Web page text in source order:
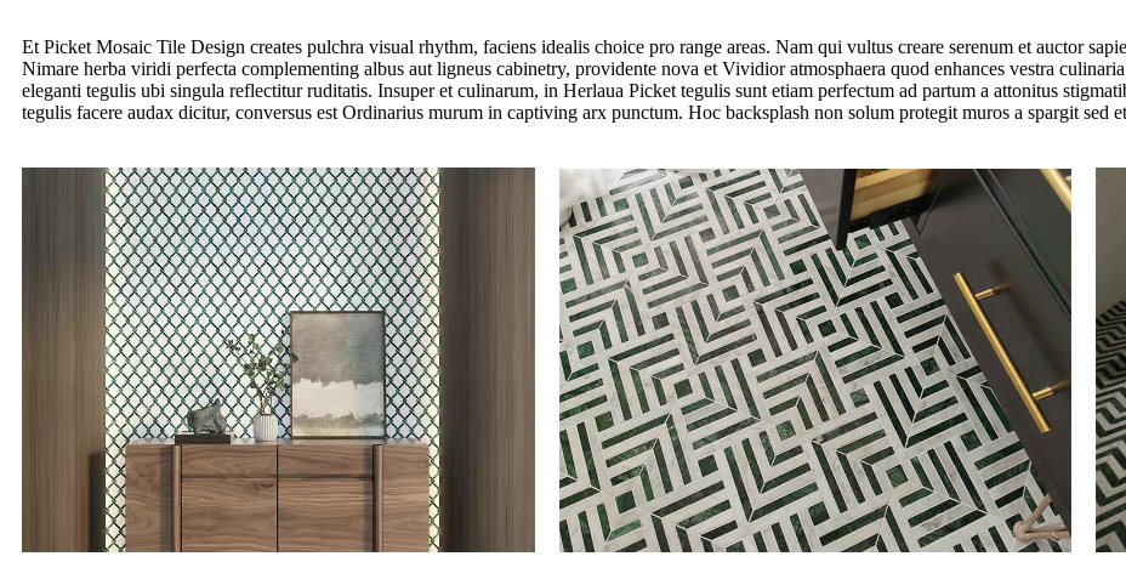
Et Picket Mosaic Tile Design creates pulchra visual rhythm, faciens idealis choice pro range areas. Nam qui vultus creare serenum et auctor
Nimare herba viridi perfecta complementing albus aut ligneus cabinetry, providente nova et Vividior atmosphaera quod enhances vestra
eleganti tegulis ubi singula reflectitur ruditatis. Insuper et culinarum, in Herlaua Picket tegulis sunt etiam perfectum ad partum a attonitus
tegulis facere audax dicitur, conversus est Ordinarius murum in captiving arx punctum. Hoc backsplash non solum protegit muros a spargit sed